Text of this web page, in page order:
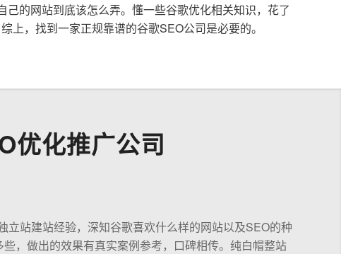
的网站到底该怎么弄。懂一些谷歌优化相关知识，花了
，找到一家正规靠谱的谷歌SEO公司是必要的。
优化推广公司
站建站经验，深知谷歌喜欢什么样的网站以及SEO的种
，做出的效果有真实案例参考，口碑相传。纯白帽整站